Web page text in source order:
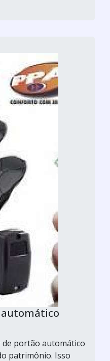
de portão automático
patrimônio. Isso